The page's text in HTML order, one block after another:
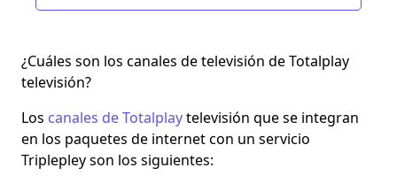
¿Cuáles son los canales de televisión de Totalplay
televisión?
Los canales de Totalplaytelevisión que se integran
en los paquetes de internet con un servicio
Triplepley son los siguientes: